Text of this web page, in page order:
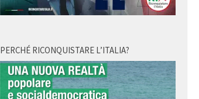
PERCHÉ RICONQUISTARE L’ITALIA?